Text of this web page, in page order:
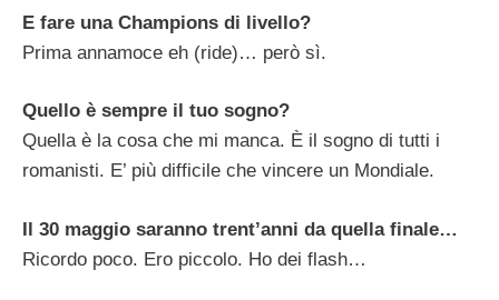
E fare una Champions di livello?
Prima annamoce eh (ride)… però sì.
Quello è sempre il tuo sogno?
Quella è la cosa che mi manca. È il sogno di tutti i
romanisti. E’ più difficile che vincere un Mondiale.
Il 30 maggio saranno trent’anni da quella finale…
Ricordo poco. Ero piccolo. Ho dei flash…